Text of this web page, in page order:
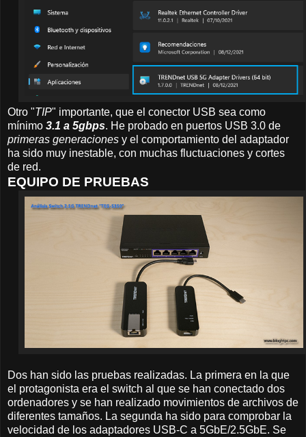
Otro "TIP" importante, que el conector USB sea como
mínimo 3.1 a 5gbps. He probado en puertos USB 3.0 de
primeras generaciones y el comportamiento del adaptador
ha sido muy inestable, con muchas fluctuaciones y cortes
de red.
EQUIPO DE PRUEBAS
Dos han sido las pruebas realizadas. La primera en la que
el protagonista era el switch al que se han conectado dos
ordenadores y se han realizado movimientos de archivos de
diferentes tamaños. La segunda ha sido para comprobar la
velocidad de los adaptadores USB-C a 5GbE/2.5GbE. Se